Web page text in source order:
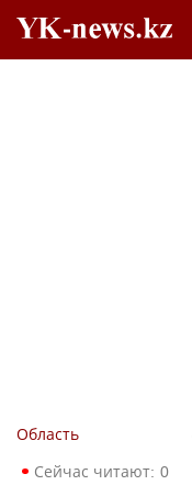
Область
Сейчас читают: 0